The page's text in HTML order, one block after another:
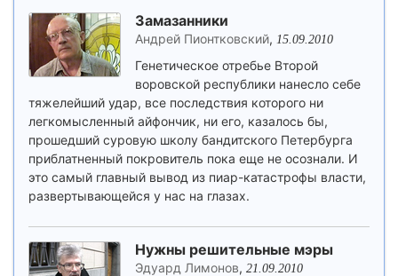
Замазанники
Андрей Пионтковский, 15.09.2010
Генетическое отребье Второй
воровской республики нанесло себе
тяжелейший удар, все последствия которого ни
легкомысленный айфончик, ни его, казалось бы,
прошедший суровую школу бандитского Петербурга
приблатненный покровитель пока еще не осознали. И
это самый главный вывод из пиар-катастрофы власти,
развертывающейся у нас на глазах.
Нужны решительные мэры
Эдуард Лимонов, 21.09.2010